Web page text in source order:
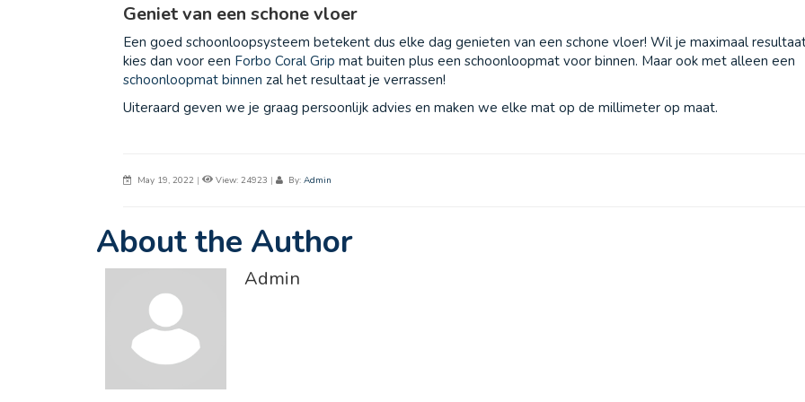
Geniet van een schone vloer
Een goed schoonloopsysteem betekent dus elke dag genieten van een schone vloer! Wil je maximaal
kies dan voor een Forbo Coral Grip mat buiten plus een schoonloopmat voor binnen. Maar ook met alleen een
schoonloopmat binnen zal het resultaat je verrassen!
Uiteraard geven we je graag persoonlijk advies en maken we elke mat op de millimeter op maat.
May 19, 2022 | View: 24923 | By: Admin
About the Author
Admin